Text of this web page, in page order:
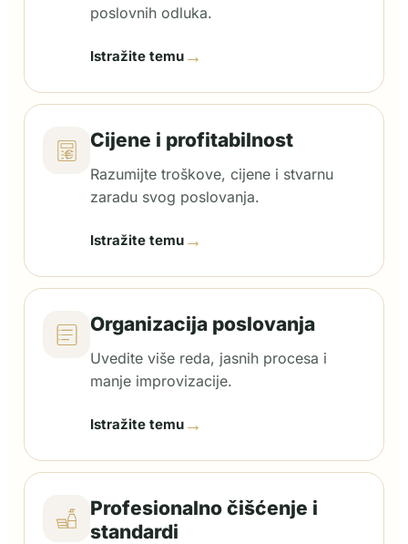
poslovnih odluka.
Istražite temu →
Cijene i profitabilnost
Razumijte troškove, cijene i stvarnu
zaradu svog poslovanja.
Istražite temu →
Organizacija poslovanja
Uvedite više reda, jasnih procesa i
manje improvizacije.
Istražite temu →
Profesionalno čišćenje i
standardi